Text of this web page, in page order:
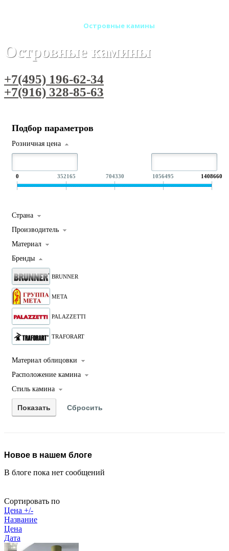
Островные камины
Островные камины
+7(495) 196-62-34
+7(916) 328-85-63
Подбор параметров
Розничная цена
0 352165 704330 1056495 1408660
Страна
Производитель
Материал
Бренды
BRUNNER
META
PALAZZETTI
TRAFORART
Материал облицовки
Расположение камина
Стиль камина
Новое в нашем блоге
В блоге пока нет сообщений
Сортировать по
Цена +/-
Название
Цена
Дата